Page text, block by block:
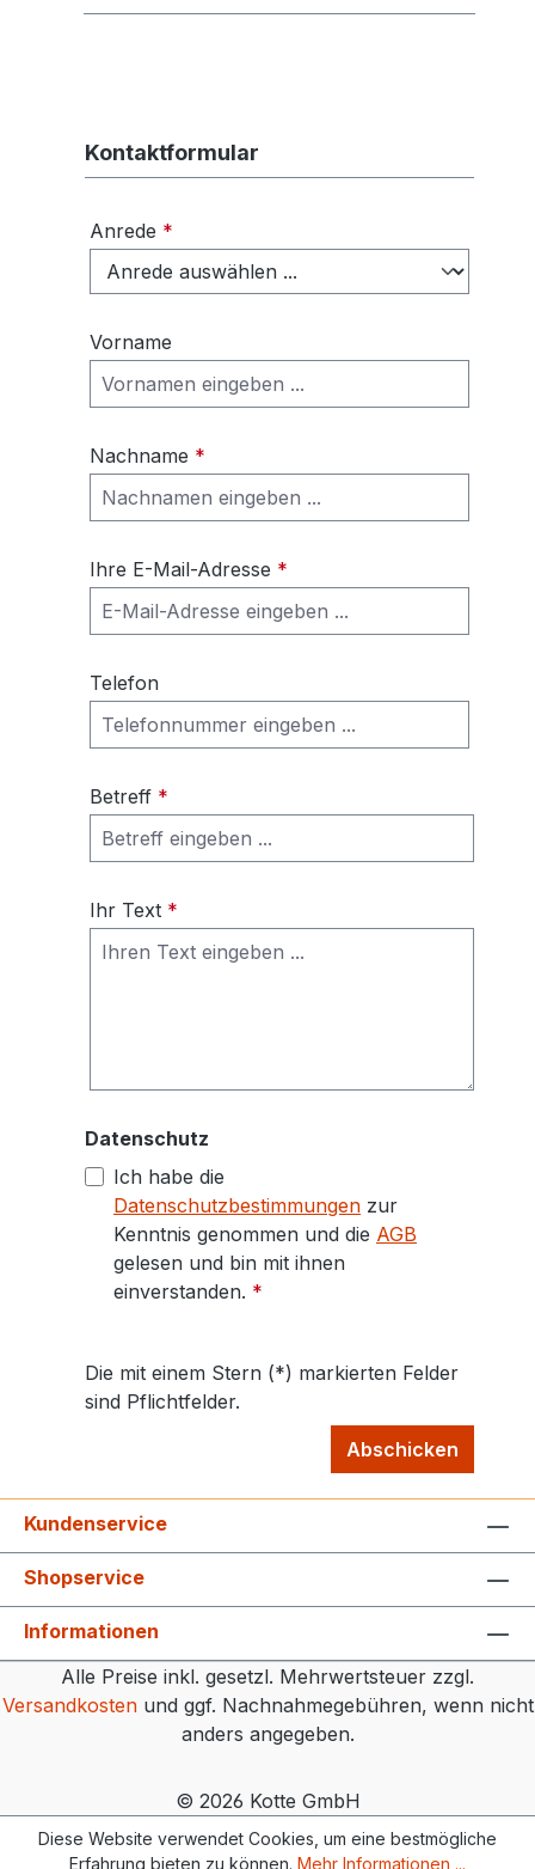
Kontaktformular
Anrede *
Vorname
Nachname *
Ihre E-Mail-Adresse *
Telefon
Betreff *
Ihr Text *
Datenschutz
Ich habe die
Datenschutzbestimmungen zur
Kenntnis genommen und die AGB
gelesen und bin mit ihnen
einverstanden. *
Die mit einem Stern (*) markierten Felder
sind Pflichtfelder.
Abschicken
Kundenservice
Shopservice
Informationen
Alle Preise inkl. gesetzl. Mehrwertsteuer zzgl.
Versandkostenund ggf. Nachnahmegebühren, wenn nicht
anders angegeben.
© 2026 Kotte GmbH
Diese Website verwendet Cookies, um eine bestmögliche
Erfahrung bieten zu können. Mehr Informationen ...